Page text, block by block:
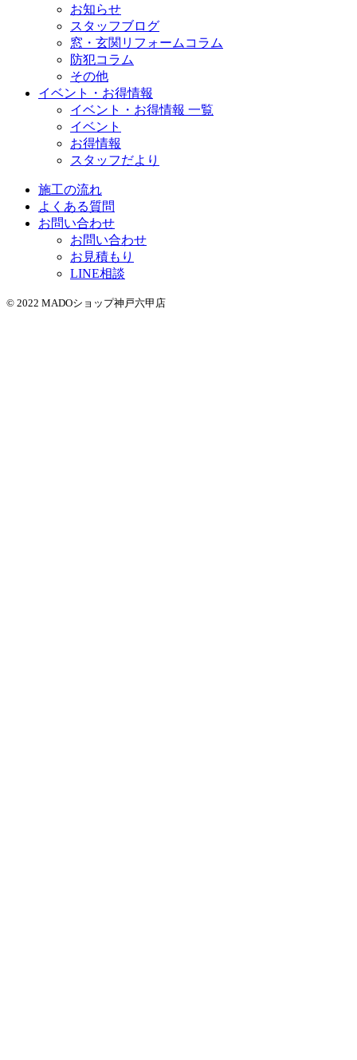
お知らせ
スタッフブログ
窓・玄関リフォームコラム
防犯コラム
その他
イベント・お得情報
イベント・お得情報 一覧
イベント
お得情報
スタッフだより
施工の流れ
よくある質問
お問い合わせ
お問い合わせ
お見積もり
LINE相談
© 2022 MADOショップ神戸六甲店